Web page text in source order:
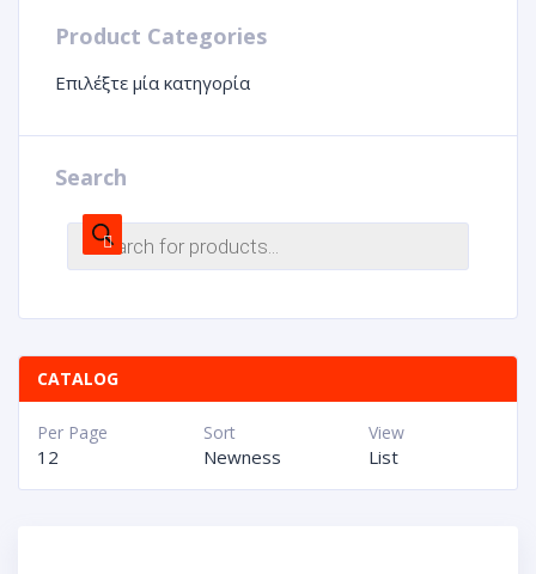
Product Categories
Επιλέξτε μία κατηγορία
Search
CATALOG
View
List
Sort
Newness
Per Page
12